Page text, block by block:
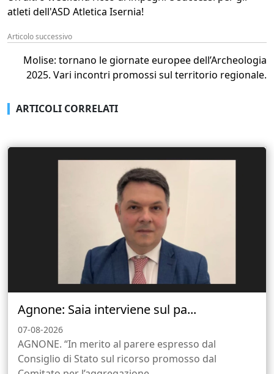
atleti dell'ASD Atletica Isernia!
Articolo successivo
Molise: tornano le giornate europee dell’Archeologia
2025. Vari incontri promossi sul territorio regionale.
ARTICOLI CORRELATI
Agnone: Saia interviene sul pa...
07-08-2026
AGNONE. “In merito al parere espresso dal
Consiglio di Stato sul ricorso promosso dal